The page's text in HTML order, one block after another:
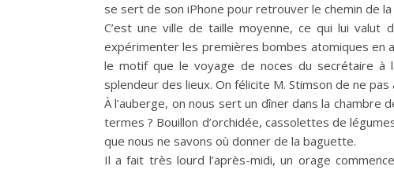
se sert de son iPhone pour retrouver le chemin de la
C’est une ville de taille moyenne, ce qui lui
expérimenter les premières bombes atomiques
le motif que le voyage de noces du secrétaire à
splendeur des lieux. On félicite M. Stimson de ne
À l’auberge, on nous sert un dîner dans la chambre
termes ? Bouillon d’orchidée, cassolettes de
que nous ne savons où donner de la baguette.
Il a fait très lourd l’après-midi, un orage